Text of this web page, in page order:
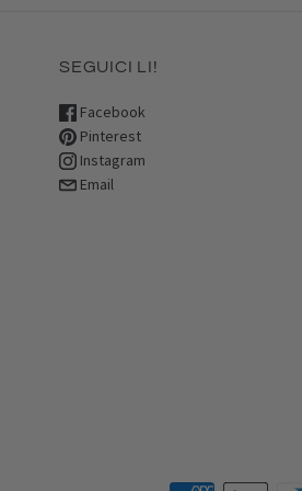
SEGUICI LI!
Facebook
Pinterest
Instagram
Email